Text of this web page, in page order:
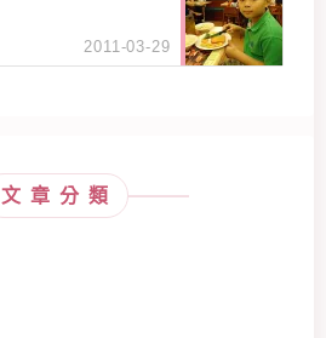
2011-03-29
文章分類